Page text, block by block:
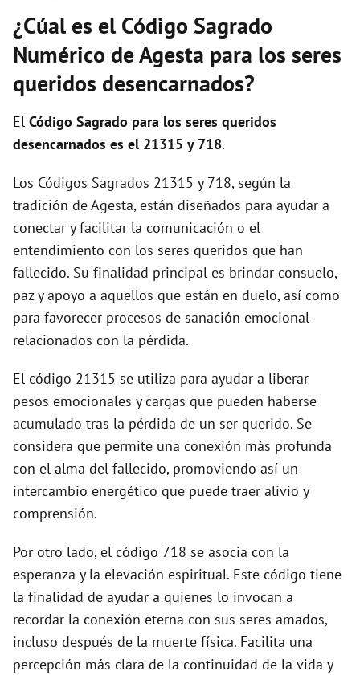
V
i
d
e
o
¿Cúal es el Código Sagrado
Numérico de Agesta para los seres
queridos desencarnados?
El Código Sagrado para los seres queridos
desencarnados es el 21315 y 718.
Los Códigos Sagrados 21315 y 718, según la
tradición de Agesta, están diseñados para ayudar a
conectar y facilitar la comunicación o el
entendimiento con los seres queridos que han
fallecido. Su finalidad principal es brindar consuelo,
paz y apoyo a aquellos que están en duelo, así como
para favorecer procesos de sanación emocional
relacionados con la pérdida.
El código 21315 se utiliza para ayudar a liberar
pesos emocionales y cargas que pueden haberse
acumulado tras la pérdida de un ser querido. Se
considera que permite una conexión más profunda
con el alma del fallecido, promoviendo así un
intercambio energético que puede traer alivio y
comprensión.
Por otro lado, el código 718 se asocia con la
esperanza y la elevación espiritual. Este código tiene
la finalidad de ayudar a quienes lo invocan a
recordar la conexión eterna con sus seres amados,
incluso después de la muerte física. Facilita una
percepción más clara de la continuidad de la vida y